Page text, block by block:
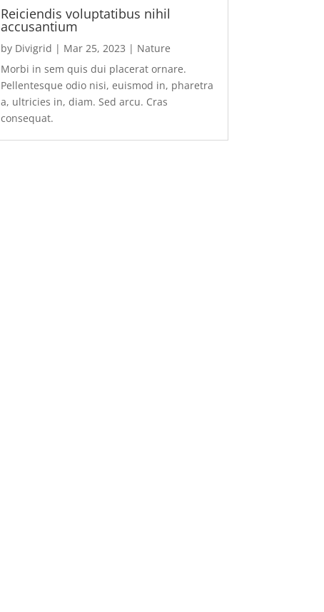
Reiciendis voluptatibus nihil
accusantium
by Divigrid | Mar 25, 2023 | Nature
Morbi in sem quis dui placerat ornare.
Pellentesque odio nisi, euismod in, pharetra
a, ultricies in, diam. Sed arcu. Cras
consequat.